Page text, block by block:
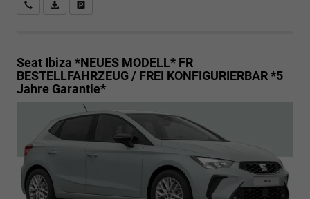
Rückrufbitte absenden
PDF-Datei, Fahrzeugexposé drucken
Seat Ibiza *NEUES MODELL* FR
BESTELLFAHRZEUG / FREI KONFIGURIERBAR *5
Jahre Garantie*